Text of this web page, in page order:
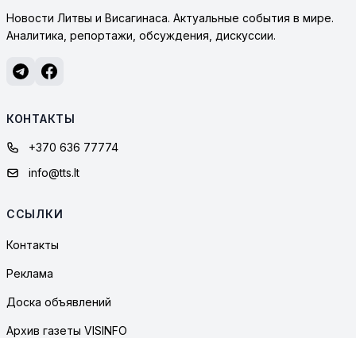
Новости Литвы и Висагинаса. Актуальные события в мире.
Аналитика, репортажи, обсуждения, дискуссии.
КОНТАКТЫ
+370 636 77774
info@tts.lt
ССЫЛКИ
Контакты
Реклама
Доска объявлений
Архив газеты VISINFO